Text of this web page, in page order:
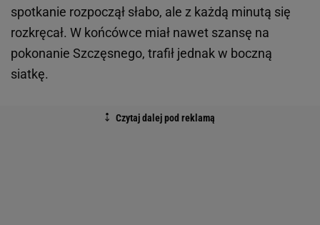
spotkanie rozpoczął słabo, ale z każdą minutą się
rozkręcał. W końcówce miał nawet szansę na
pokonanie Szczęsnego, trafił jednak w boczną
siatkę.